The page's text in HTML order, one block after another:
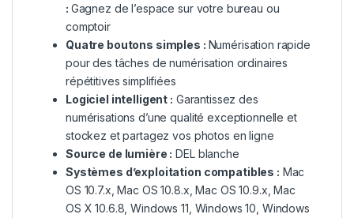
: Gagnez de l’espace sur votre bureau ou
comptoir
Quatre boutons simples : Numérisation rapide
pour des tâches de numérisation ordinaires
répétitives simplifiées
Logiciel intelligent : Garantissez des
numérisations d’une qualité exceptionnelle et
stockez et partagez vos photos en ligne
Source de lumière : DEL blanche
Systèmes d’exploitation compatibles : Mac
OS 10.7.x, Mac OS 10.8.x, Mac OS 10.9.x, Mac
OS X 10.6.8, Windows 11, Windows 10, Windows